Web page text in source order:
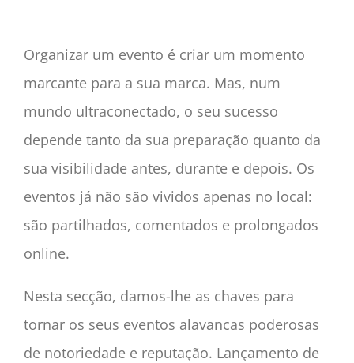
FOR:
Português
Organizar um evento é criar um momento
marcante para a sua marca. Mas, num
mundo ultraconectado, o seu sucesso
depende tanto da sua preparação quanto da
sua visibilidade antes, durante e depois. Os
eventos já não são vividos apenas no local:
são partilhados, comentados e prolongados
online.
Nesta secção, damos-lhe as chaves para
tornar os seus eventos alavancas poderosas
de notoriedade e reputação. Lançamento de